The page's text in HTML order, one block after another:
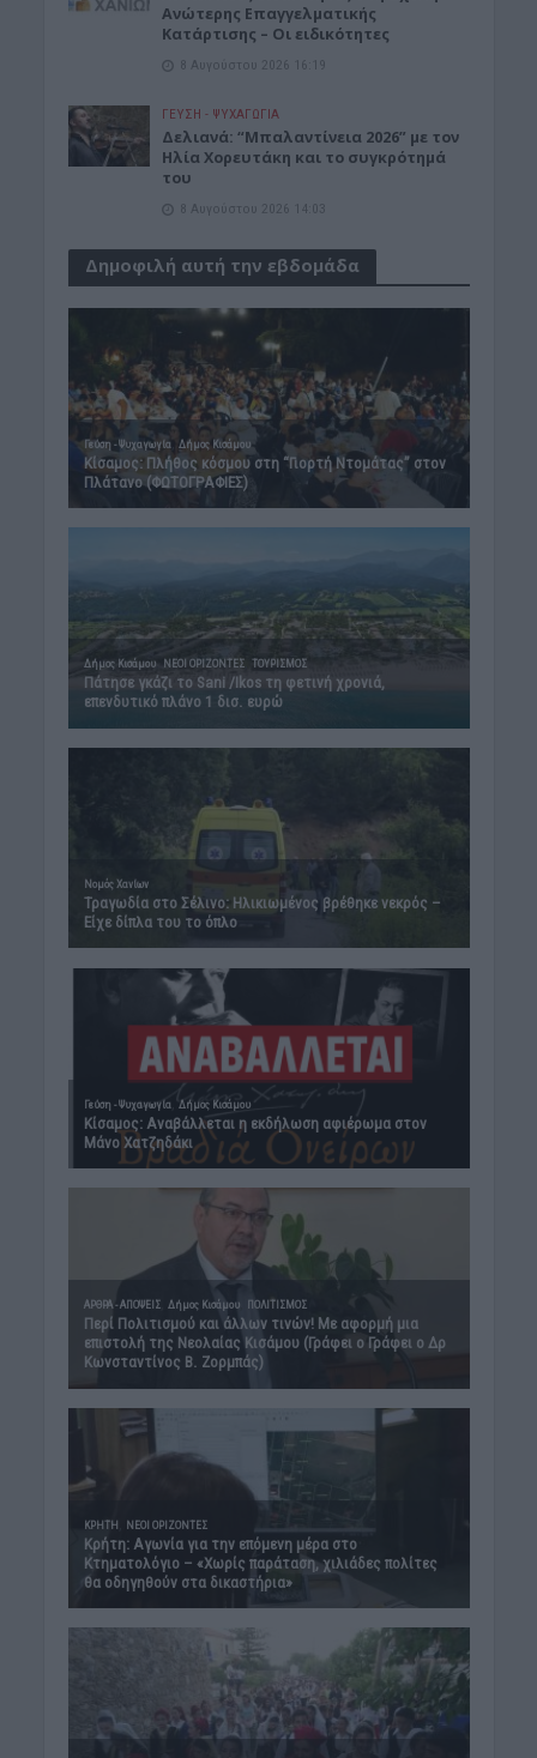
Ανώτερης Επαγγελματικής
Κατάρτισης – Οι ειδικότητες
8 Αυγούστου 2026 16:19
ΓΕΎΣΗ - ΨΥΧΑΓΩΓΊΑ
Δελιανά: “Μπαλαντίνεια 2026” με τον
Ηλία Χορευτάκη και το συγκρότημά
του
8 Αυγούστου 2026 14:03
Δημοφιλή αυτή την εβδομάδα